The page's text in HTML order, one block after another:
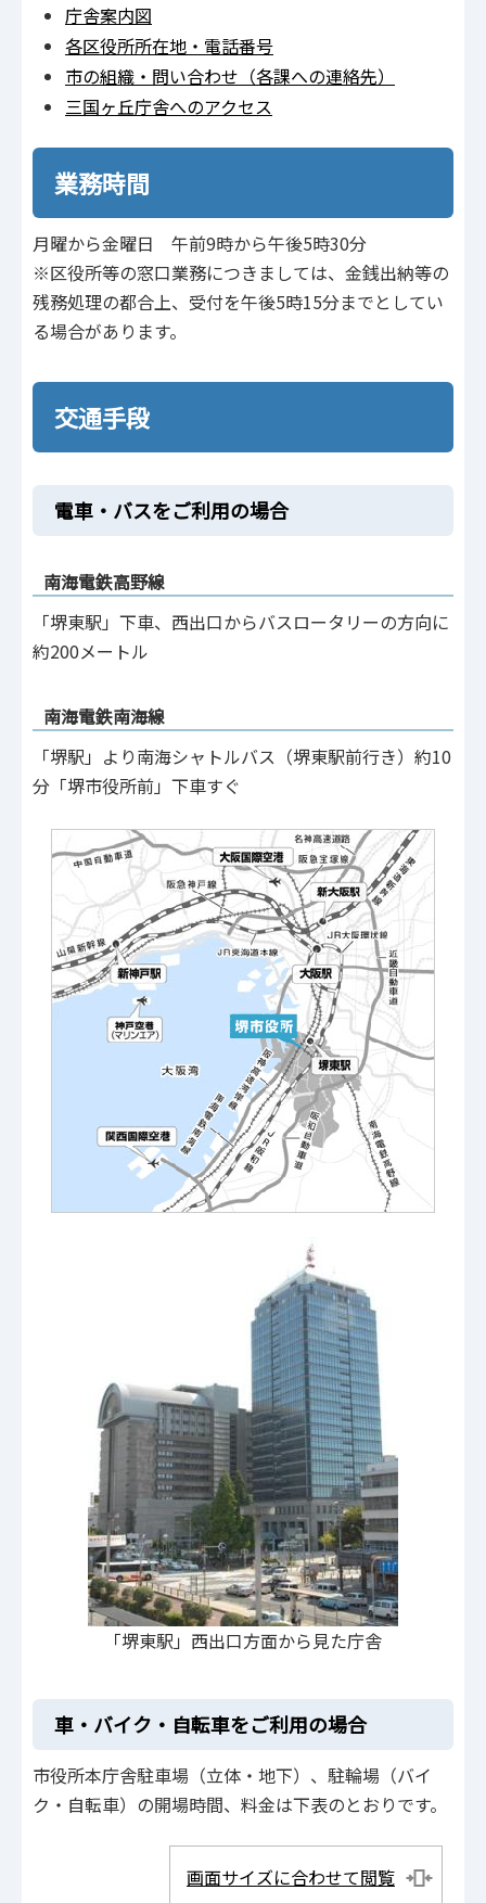
庁舎案内図
各区役所所在地・電話番号
市の組織・問い合わせ（各課への連絡先）
三国ヶ丘庁舎へのアクセス
業務時間
月曜から金曜日 午前9時から午後5時30分
※区役所等の窓口業務につきましては、金銭出納等の
残務処理の都合上、受付を午後5時15分までとしてい
る場合があります。
交通手段
電車・バスをご利用の場合
南海電鉄高野線
「堺東駅」下車、西出口からバスロータリーの方向に
約200メートル
南海電鉄南海線
「堺駅」より南海シャトルバス（堺東駅前行き）約10
分「堺市役所前」下車すぐ
「堺東駅」西出口方面から見た庁舎
車・バイク・自転車をご利用の場合
市役所本庁舎駐⾞場（⽴体‧地下）、駐輪場（バイ
ク‧⾃転⾞）の開場時間、料⾦は下表のとおりです。
画面サイズに合わせて閲覧